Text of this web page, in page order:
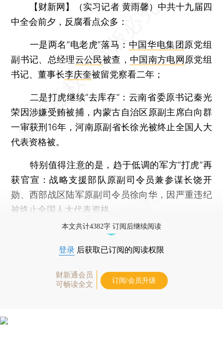
【财新网】（实习记者 黄雨馨） 中共十九届四
中全会前夕，反腐看点众多：
一是两名“电老虎”落马： 中国华电集团原党组
副书记、总经理云公民被查， 中国南方电网原党组
书记、董事长李庆奎被留党察看二年；
二是打虎继续“去库存”：云南省委原书记秦光
荣因涉嫌受贿被捕，内蒙古自治区原副主席白向群
一审获刑16年，河南原副省长徐光被终止全国人大
代表资格被。
特别值得注意的是，趋于低调的军方“打虎”再
获官宣：战略支援部队原副司令员兼参谋长饶开
勋、西部战区陆军原副司令员徐向华，因严重违纪
被终止全国人大代表资格。
本文共计4382字 订阅后继续阅读
登录 后获取已订阅的阅读权限
财新通会员
可畅读全文
订阅/会员升级